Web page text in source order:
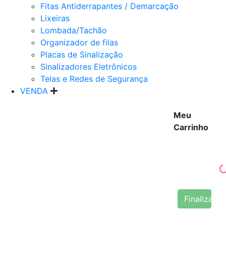
Fitas Antiderrapantes / Demarcação
Lixeiras
Lombada/Tachão
Organizador de filas
Placas de Sinalização
Sinalizadores Eletrônicos
Telas e Redes de Segurança
VENDA
Meu
Carrinho
Finalizar